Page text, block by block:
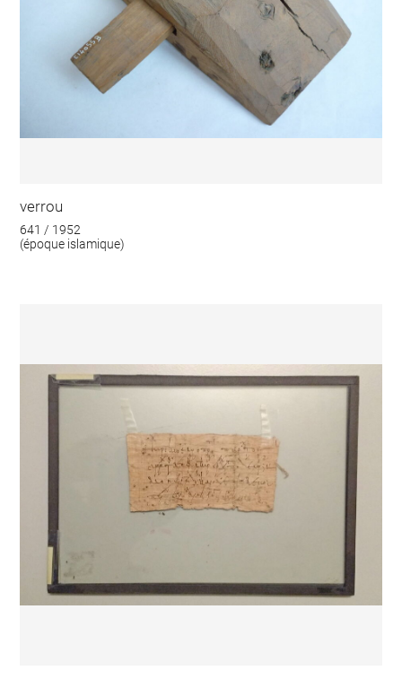
verrou
641 / 1952
(époque islamique)